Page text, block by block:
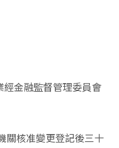
金融監督管理委員會
關核准變更登記後三十